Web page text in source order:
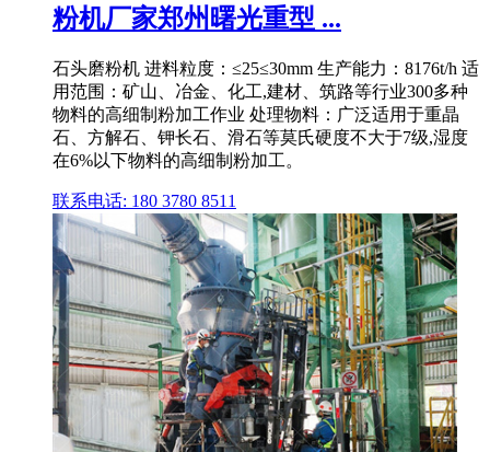
粉机厂家郑州曙光重型 ...
石头磨粉机 进料粒度：≤25≤30mm 生产能力：8176t/h 适
用范围：矿山、冶金、化工,建材、筑路等行业300多种
物料的高细制粉加工作业 处理物料：广泛适用于重晶
石、方解石、钾长石、滑石等莫氏硬度不大于7级,湿度
在6%以下物料的高细制粉加工。
联系电话: 180 3780 8511